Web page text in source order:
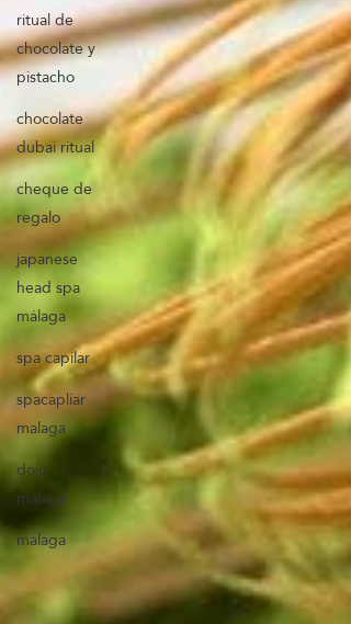
ritual de
chocolate y
pistacho
chocolate
dubai ritual
cheque de
regalo
japanese
head spa
málaga
spa capilar
spacapliar
malaga
dojo
malaga
malaga